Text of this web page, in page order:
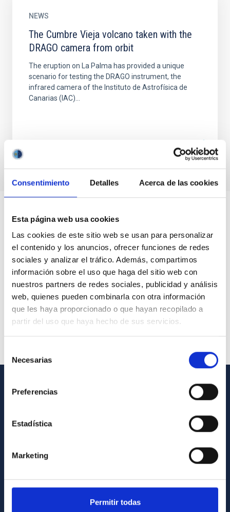
Consentimiento Detalles Acerca de las cookies
Esta página web usa cookies
Las cookies de este sitio web se usan para personalizar
el contenido y los anuncios, ofrecer funciones de redes
sociales y analizar el tráfico. Además, compartimos
información sobre el uso que haga del sitio web con
nuestros partners de redes sociales, publicidad y análisis
web, quienes pueden combinarla con otra información
que les haya proporcionado o que hayan recopilado a
partir del uso que haya hecho de sus servicios.
Necesarias
Preferencias
Estadística
Marketing
Permitir todas
NEWS
The Cumbre Vieja volcano taken with the
DRAGO camera from orbit
The eruption on La Palma has provided a unique
scenario for testing the DRAGO instrument, the
infrared camera of the Instituto de Astrofísica de
Canarias (IAC)...
GENERAL INFORMATION
List of personnel
General register